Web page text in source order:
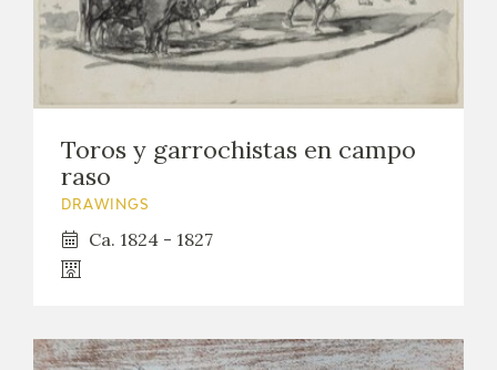
Toros y garrochistas en campo
raso
DRAWINGS
Ca. 1824 - 1827